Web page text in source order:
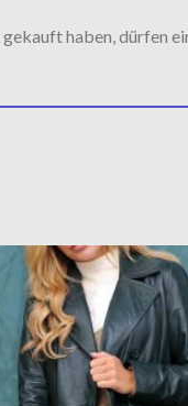
haben, dürfen